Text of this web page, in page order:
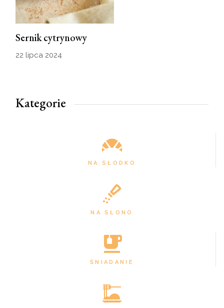
Sernik cytrynowy
22 lipca 2024
Kategorie
NA SŁODKO
NA SŁONO
ŚNIADANIE